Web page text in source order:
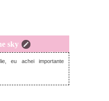
sky
feira, novembro 07, 2022
eu achei importante